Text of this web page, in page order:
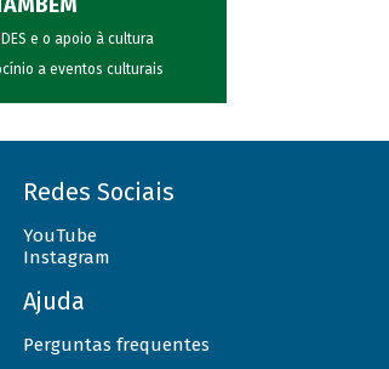
e o apoio à cultura
a eventos culturais
Redes Sociais
YouTube
Instagram
Ajuda
Perguntas frequentes